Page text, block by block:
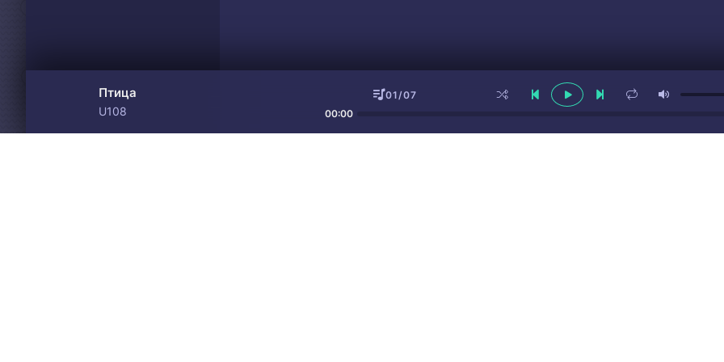
Птица
U108
01/07
00:00